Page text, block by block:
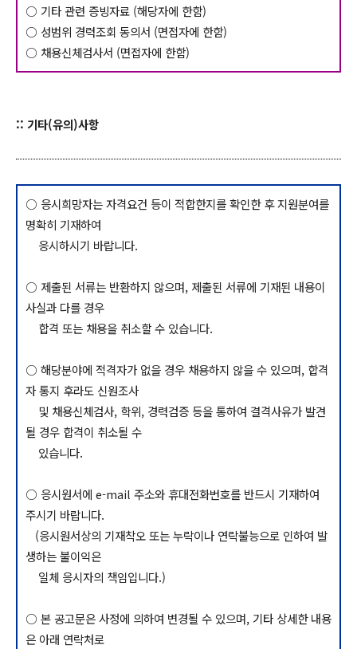
○ 기타 관련 증빙자료 (해당자에 한함)
○ 성범위 경력조회 동의서 (면접자에 한함)
○ 채용신체검사서 (면접자에 한함)
:: 기타(유의)사항
○ 응시희망자는 자격요건 등이 적합한지를 확인한 후 지원분여를
명확히 기재하여
응시하시기 바랍니다.
○ 제출된 서류는 반환하지 않으며, 제출된 서류에 기재된 내용이
사실과 다를 경우
합격 또는 채용을 취소할 수 있습니다.
○ 해당분야에 적격자가 없을 경우 채용하지 않을 수 있으며, 합격
자 통지 후라도 신원조사
및 채용신체검사, 학위, 경력검증 등을 통하여 결격사유가 발견
될 경우 합격이 취소될 수
있습니다.
○ 응시원서에 e-mail 주소와 휴대전화번호를 반드시 기재하여
주시기 바랍니다.
(응시원서상의 기재착오 또는 누락이나 연락불능으로 인하여 발
생하는 불이익은
일체 응시자의 책임입니다.)
○ 본 공고문은 사정에 의하여 변경될 수 있으며, 기타 상세한 내용
은 아래 연락처로